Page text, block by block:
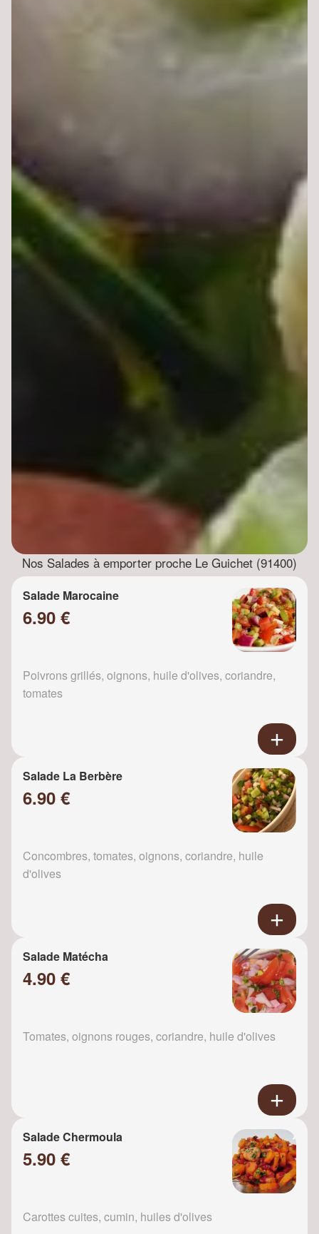
Nos Salades à emporter proche Le Guichet (91400)
Salade Marocaine
6.90 €
Poivrons grillés, oignons, huile d'olives, coriandre,
tomates
Salade La Berbère
6.90 €
Concombres, tomates, oignons, coriandre, huile
d'olives
Salade Matécha
4.90 €
Tomates, oignons rouges, coriandre, huile d'olives
Salade Chermoula
5.90 €
Carottes cuites, cumin, huiles d'olives